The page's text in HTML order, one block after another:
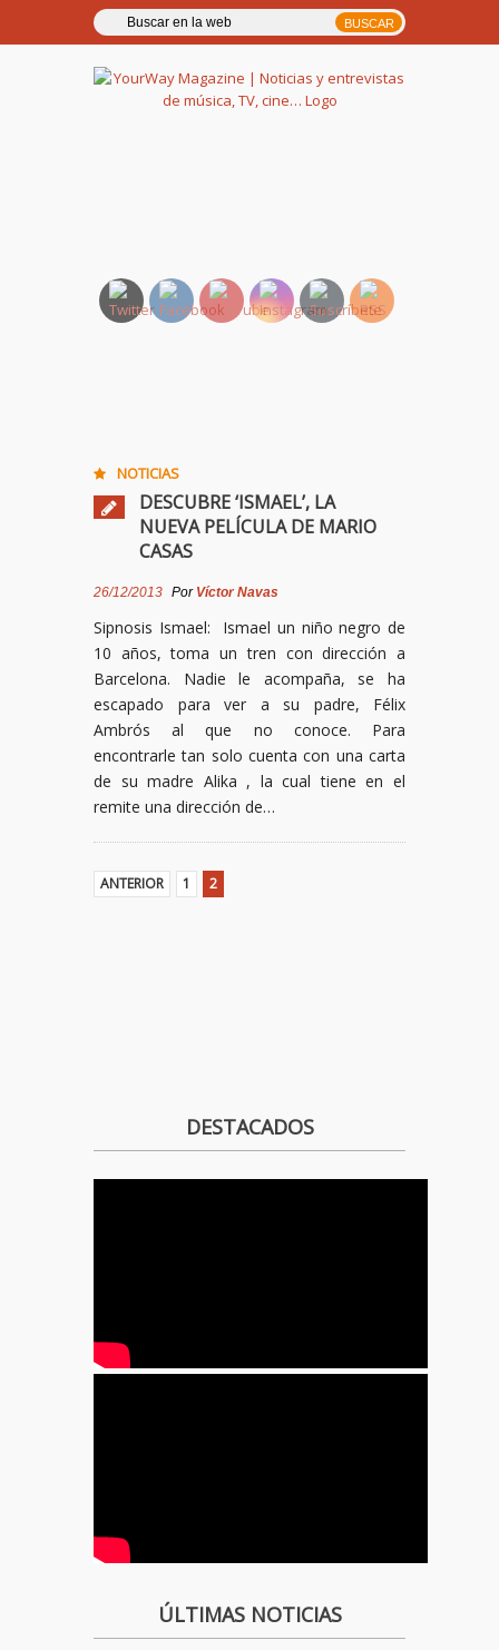
NOTICIAS
DESCUBRE ‘ISMAEL’, LA
NUEVA PELÍCULA DE MARIO
CASAS
26/12/2013 Por Víctor Navas
Sipnosis Ismael: Ismael un niño negro de
10 años, toma un tren con dirección a
Barcelona. Nadie le acompaña, se ha
escapado para ver a su padre, Félix
Ambrós al que no conoce. Para
encontrarle tan solo cuenta con una carta
de su madre Alika , la cual tiene en el
remite una dirección de…
ANTERIOR 1 2
DESTACADOS
ÚLTIMAS NOTICIAS